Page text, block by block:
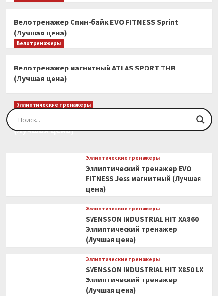
Велотренажер Спин-байк EVO FITNESS Sprint
(Лучшая цена)
Велотренажеры
Велотренажер магнитный ATLAS SPORT THB
(Лучшая цена)
Эллиптические тренажеры
Эллиптический тренажер EVO FITNESS Orion
(Лучшая цена)
Эллиптические тренажеры
Эллиптический тренажер EVO
FITNESS Jess магнитный (Лучшая
цена)
Эллиптические тренажеры
SVENSSON INDUSTRIAL HIT XA860
Эллиптический тренажер
(Лучшая цена)
Эллиптические тренажеры
SVENSSON INDUSTRIAL HIT X850 LX
Эллиптический тренажер
(Лучшая цена)